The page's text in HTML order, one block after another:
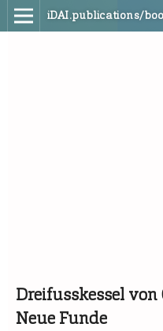
iDAI.publications/
Dreifusskessel
Neue Funde